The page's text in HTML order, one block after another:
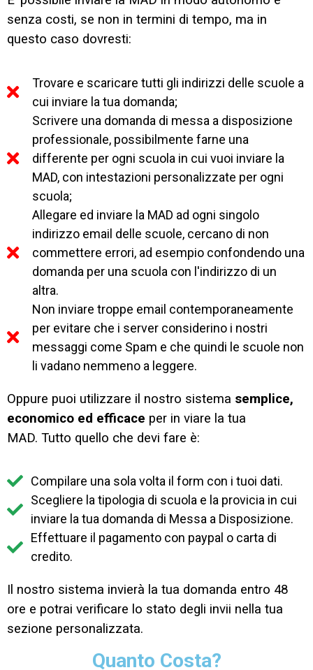
senza costi, se non in termini di tempo, ma in
questo caso dovresti:
Trovare e scaricare tutti gli indirizzi delle scuole a
cui inviare la tua domanda;
Scrivere una domanda di messa a disposizione
professionale, possibilmente farne una
differente per ogni scuola in cui vuoi inviare la
MAD, con intestazioni personalizzate per ogni
scuola;
Allegare ed inviare la MAD ad ogni singolo
indirizzo email delle scuole, cercano di non
commettere errori, ad esempio confondendo una
domanda per una scuola con l'indirizzo di un
altra.
Non inviare troppe email contemporaneamente
per evitare che i server considerino i nostri
messaggi come Spam e che quindi le scuole non
li vadano nemmeno a leggere.
Oppure puoi utilizzare il nostro sistema semplice,
economico ed efficace per in viare la tua
MAD. Tutto quello che devi fare è:
Compilare una sola volta il form con i tuoi dati.
Scegliere la tipologia di scuola e la provicia in cui
inviare la tua domanda di Messa a Disposizione.
Effettuare il pagamento con paypal o carta di
credito.
Il nostro sistema invierà la tua domanda entro 48
ore e potrai verificare lo stato degli invii nella tua
sezione personalizzata.
Quanto Costa?